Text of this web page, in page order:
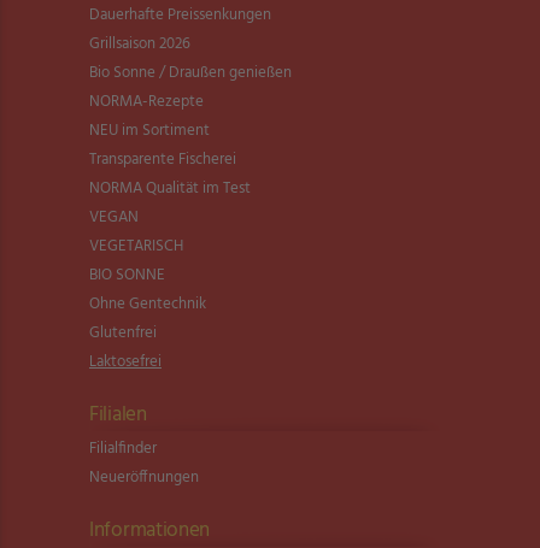
Dauerhafte Preissenkungen
Grillsaison 2026
Bio Sonne / Draußen genießen
NORMA-Rezepte
NEU im Sortiment
Transparente Fischerei
NORMA Qualität im Test
VEGAN
VEGETARISCH
BIO SONNE
Ohne Gentechnik
Glutenfrei
Laktosefrei
Filialen
Filialfinder
Neueröffnungen
Informationen